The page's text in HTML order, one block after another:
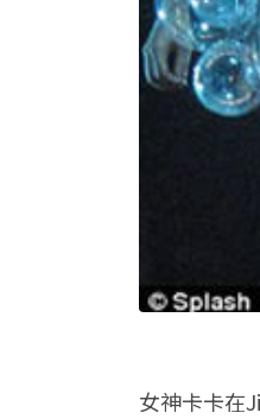
女神卡卡在